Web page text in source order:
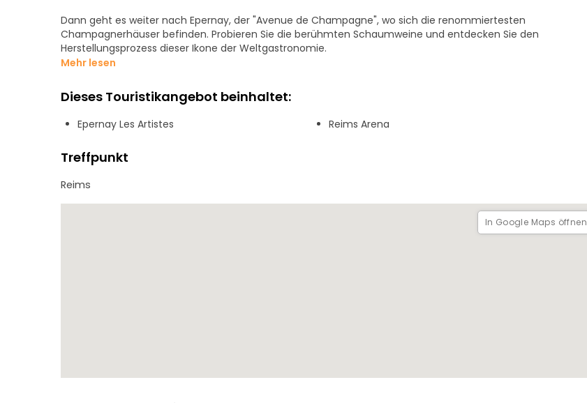
Dann geht es weiter nach Epernay, der "Avenue de Champagne", wo sich die renommiertesten
Champagnerhäuser befinden. Probieren Sie die berühmten Schaumweine und entdecken Sie den
Herstellungsprozess dieser Ikone der Weltgastronomie.
Mehr lesen
Dieses Touristikangebot beinhaltet:
Epernay Les Artistes Reims Arena
Treffpunkt
Reims
In Google Maps öffnen